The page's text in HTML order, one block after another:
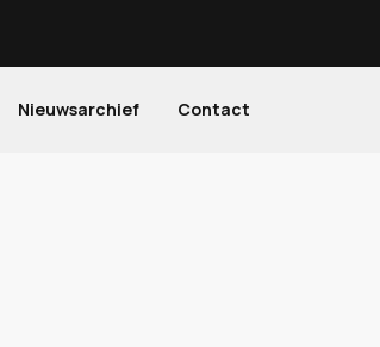
Nieuwsarchief Contact